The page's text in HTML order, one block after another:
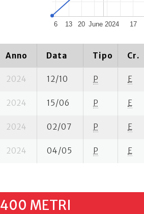
June 2024
6 13 20 17
Anno Data Tipo Cr.
2024 12/10 P E
2024 15/06 P E
2024 02/07 P E
2024 04/05 P E
400 METRI